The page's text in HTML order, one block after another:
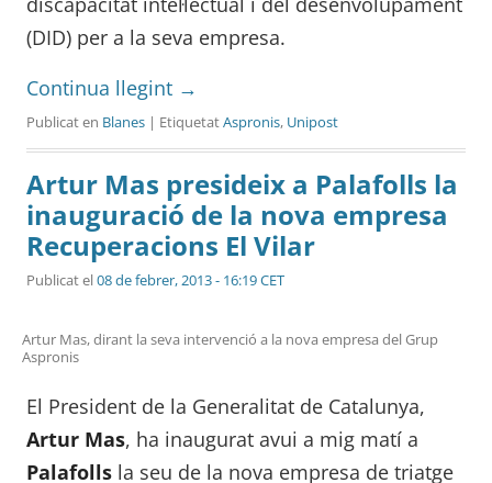
(DID) per a la seva empresa.
Continua llegint →
Publicat en Blanes | EtiquetatAspronis, Unipost
Artur Mas presideix a Palafolls la
inauguració de la nova empresa
Recuperacions El Vilar
Publicat el08 de febrer, 2013 - 16:19 CET
Artur Mas, dirant la seva intervenció a la nova empresa del Grup
Aspronis
El President de la Generalitat de Catalunya,
Artur Mas, ha inaugurat avui a mig matí a
Palafolls la seu de la nova empresa de triatge